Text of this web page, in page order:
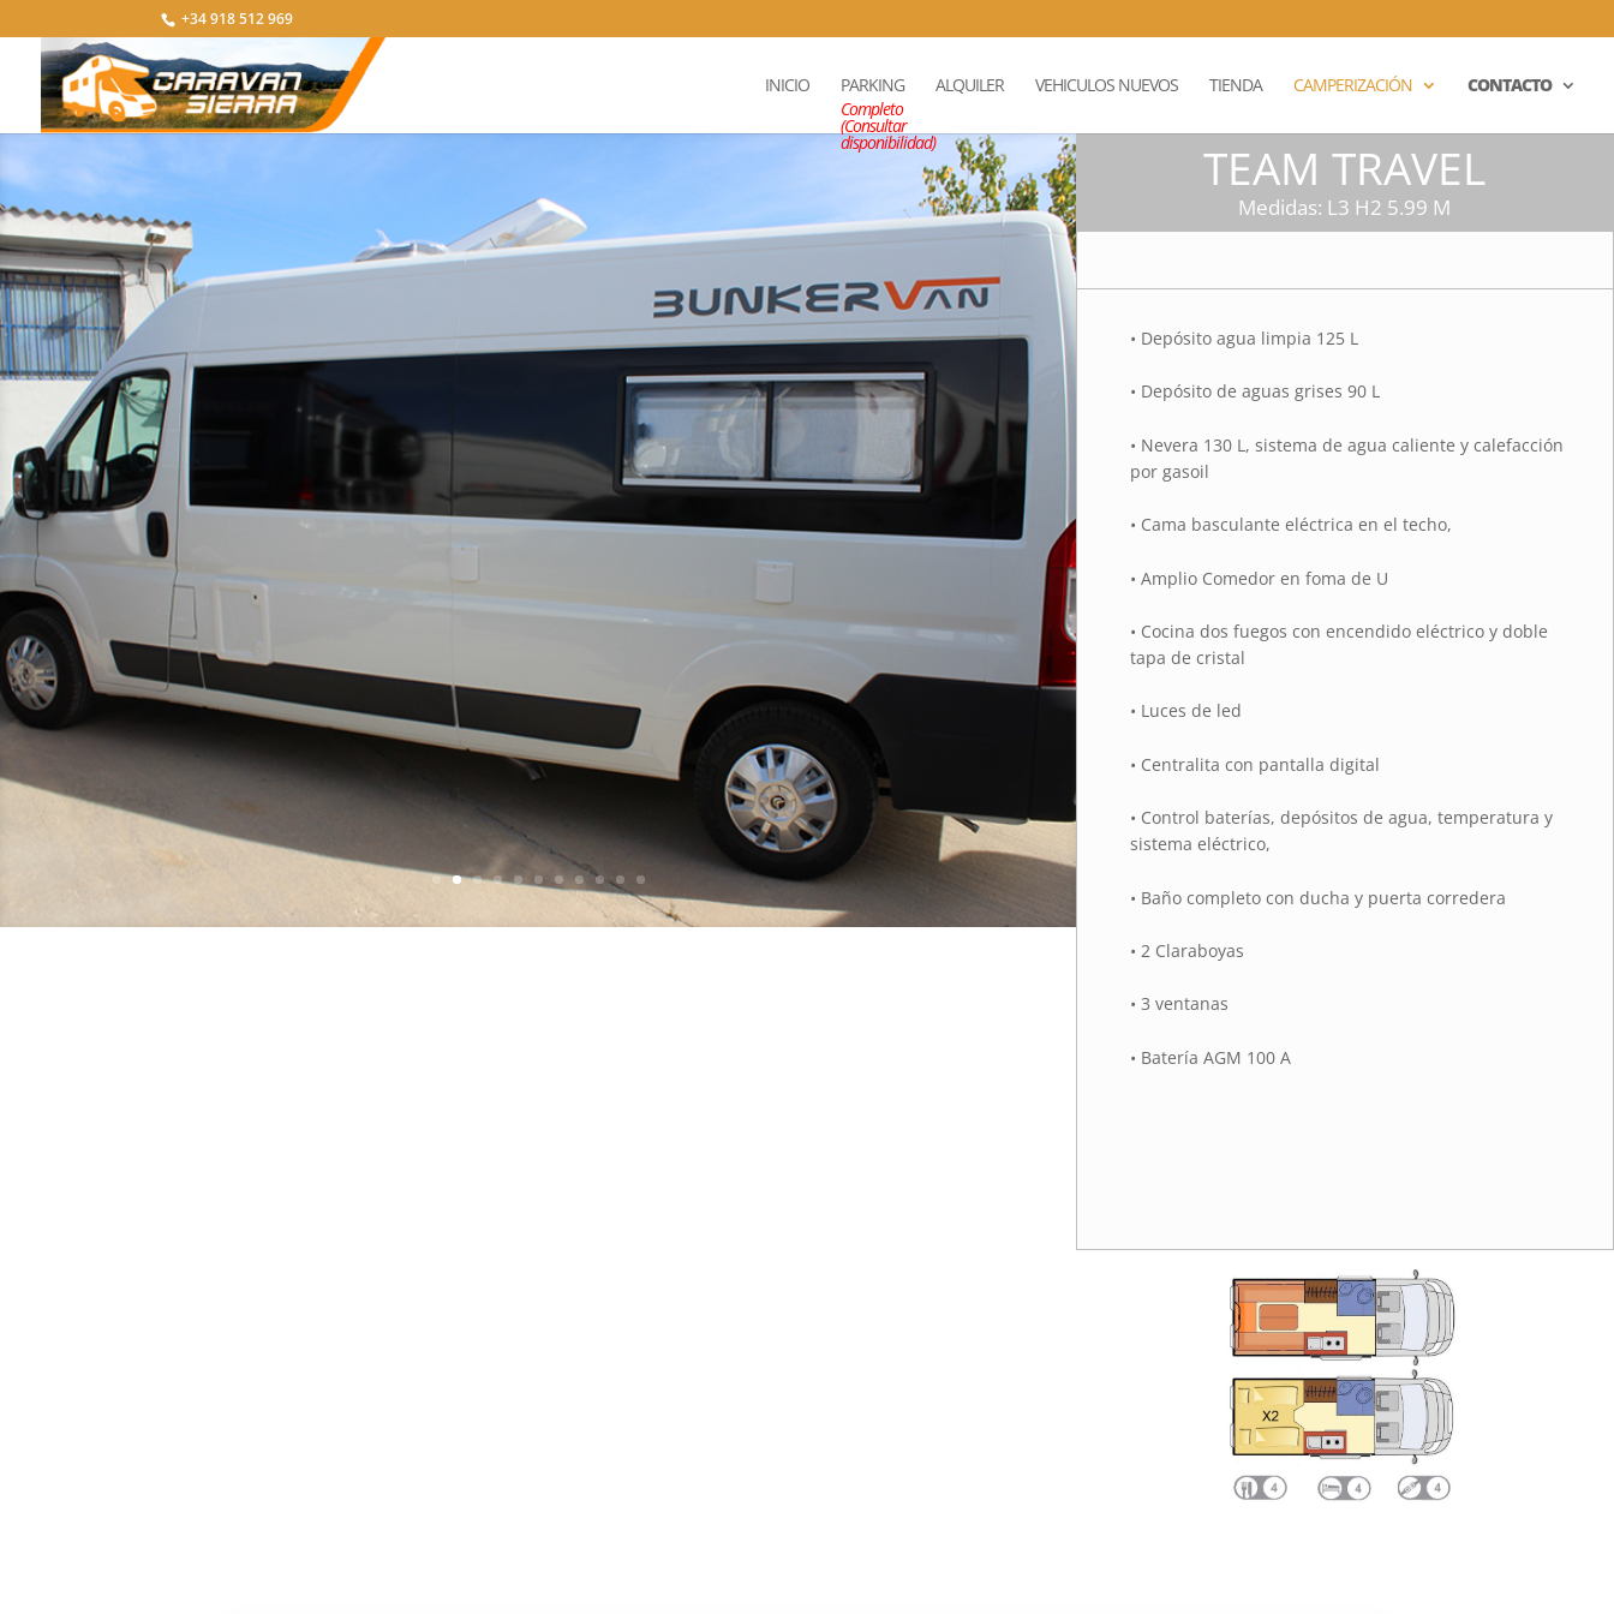
+34 918 512 969
INICIO
PARKING
Completo
(Consultar
disponibilidad)
ALQUILER VEHICULOS NUEVOS TIENDA CAMPERIZACIÓN CONTACTO
TEAM TRAVEL
Medidas: L3 H2 5.99 M
• Depósito agua limpia 125 L
• Depósito de aguas grises 90 L
• Nevera 130 L, sistema de agua caliente y calefacción
por gasoil
• Cama basculante eléctrica en el techo,
• Amplio Comedor en foma de U
• Cocina dos fuegos con encendido eléctrico y doble
tapa de cristal
• Luces de led
• Centralita con pantalla digital
• Control baterías, depósitos de agua, temperatura y
sistema eléctrico,
• Baño completo con ducha y puerta corredera
• 2 Claraboyas
• 3 ventanas
• Batería AGM 100 A